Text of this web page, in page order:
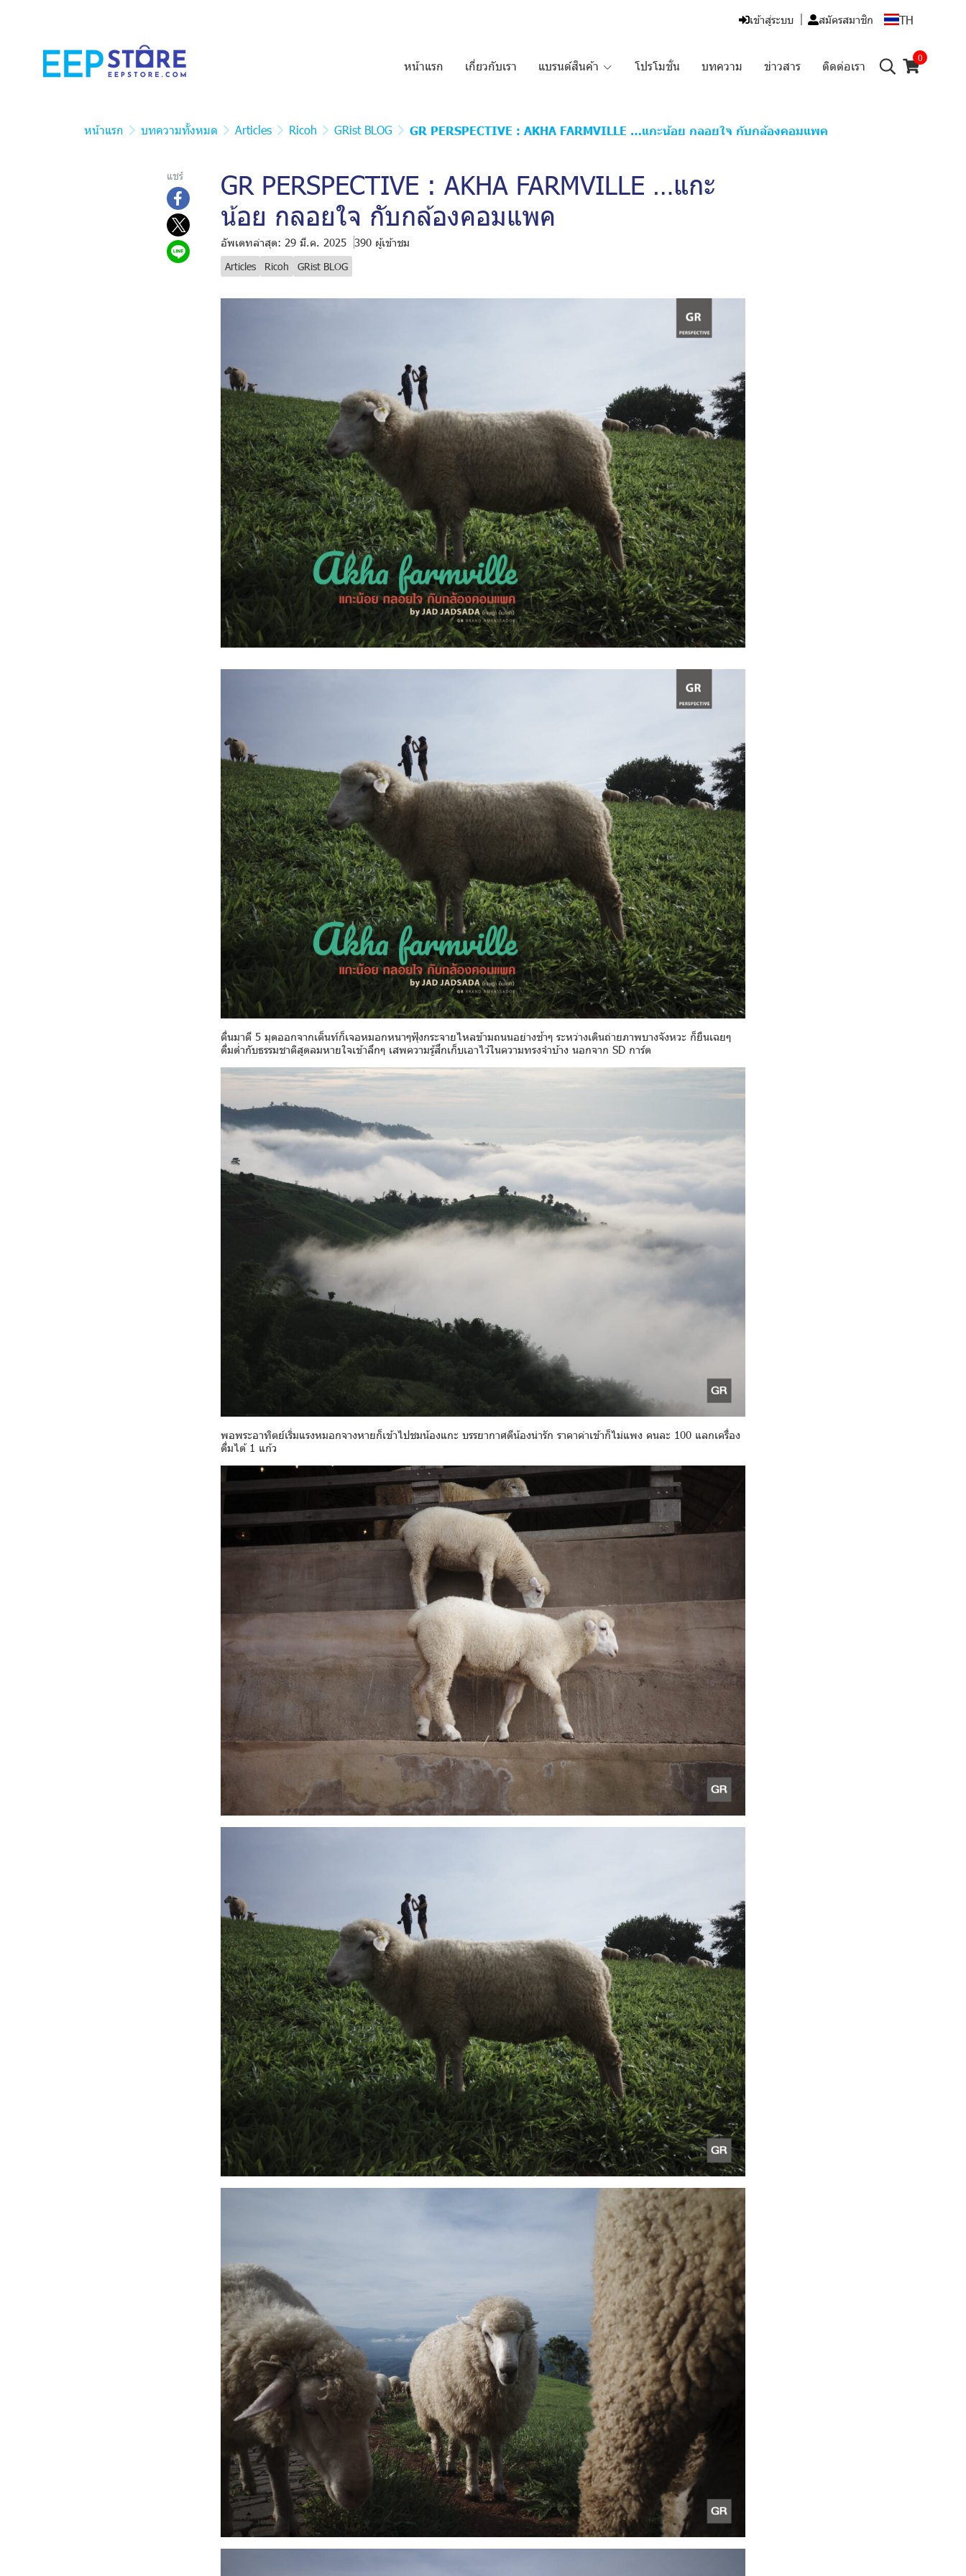
เข้าสู่ระบบ สมัครสมาชิก TH
หน้าแรก เกี่ยวกับเรา แบรนด์สินค้า โปรโมชั่น บทความ ข่าวสาร ติดต่อเรา
0
หน้าแรก บทความทั้งหมด Articles Ricoh GRist BLOG GR PERSPECTIVE : AKHA FARMVILLE …แกะน้อย กลอยใจ กับกล้องคอมแพค
แชร์
GR PERSPECTIVE : AKHA FARMVILLE …แกะ
น้อย กลอยใจ กับกล้องคอมแพค
อัพเดทล่าสุด: 29 มี.ค. 2025 390 ผู้เข้าชม
Articles Ricoh GRist BLOG
ตื่นมาตี 5 มุดออกจากเต็นท์ก็เจอหมอกหนาๆฟุ้งกระจายไหลข้ามถนนอย่างช้าๆ ระหว่างเดินถ่ายภาพบางจังหวะ ก็ยืนเฉยๆ
ดื่มด่ำกับธรรมชาติสูดลมหายใจเข้าลึกๆ เสพความรู้สึกเก็บเอาไว้ในความทรงจำบ้าง นอกจาก SD การ์ด
พอพระอาทิตย์เริ่มแรงหมอกจางหายก็เข้าไปชมน้องแกะ บรรยากาศดีน้องน่ารัก ราคาค่าเข้าก็ไม่แพง คนละ 100 แลกเครื่อง
ดื่มได้ 1 แก้ว